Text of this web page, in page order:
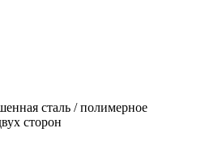
сталь / полимерное
сторон